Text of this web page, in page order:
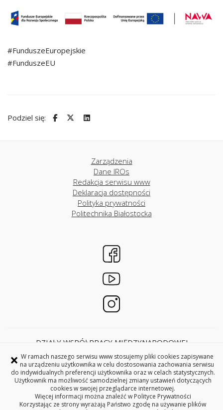
× W ramach naszego serwisu www stosujemy pliki cookies zapisywane
na urządzeniu użytkownika w celu dostosowania zachowania serwisu
do indywidualnych preferencji użytkownika oraz w celach statystycznych.
Użytkownik ma możliwość samodzielnej zmiany ustawień dotyczących
cookies w swojej przeglądarce internetowej.
Więcej informacji można znaleźć w Polityce Prywatności
Korzystając ze strony wyrażają Państwo zgodę na używanie plików
#FunduszeEuropejskie
#FunduszeEU
Podziel się:
Zarządzenia
Dane IROs
Redakcja serwisu www
Deklaracja dostępności
Polityka prywatności
Politechnika Białostocka
DZIAŁY WSPÓŁPRACY MIĘDZYNARODOWEJ
ul. Wiejska 45A
15-351 Białystok
pokoje 28C, 29C, 31C i 33C
Copyright © 2026 Politechnika Białostocka